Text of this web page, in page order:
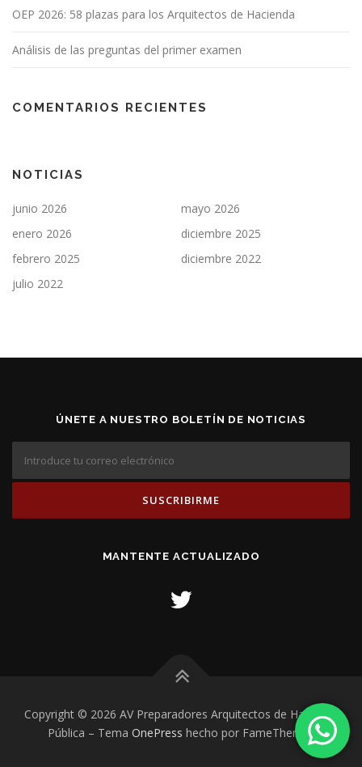
OEP 2026: 58 plazas para los Arquitectos de Hacienda
Análisis de las preguntas del primer examen
COMENTARIOS RECIENTES
NOTICIAS
junio 2026
mayo 2026
enero 2026
diciembre 2025
febrero 2025
diciembre 2022
julio 2022
ÚNETE A NUESTRO BOLETÍN DE NOTICIAS
MANTENTE ACTUALIZADO
Copyright © 2026 AV Preparadores Arquitectos de Hacienda
Pública – Tema OnePress hecho por FameThemes